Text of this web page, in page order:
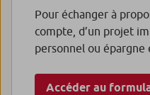
Pour échanger à
compte, d’un projet
personnel ou épargne
Accéder au